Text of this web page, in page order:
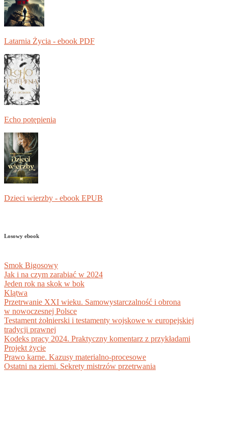
Latarnia Życia - ebook PDF
Echo potępienia
Dzieci wierzby - ebook EPUB
Losowy ebook
Smok Bigosowy
Jak i na czym zarabiać w 2024
Jeden rok na skok w bok
Klątwa
Przetrwanie XXI wieku. Samowystarczalność i obrona
w nowoczesnej Polsce
Testament żołnierski i testamenty wojskowe w europejskiej
tradycji prawnej
Kodeks pracy 2024. Praktyczny komentarz z przykładami
Projekt życie
Prawo karne. Kazusy materialno-procesowe
Ostatni na ziemi. Sekrety mistrzów przetrwania